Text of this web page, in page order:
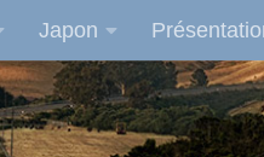
Japon